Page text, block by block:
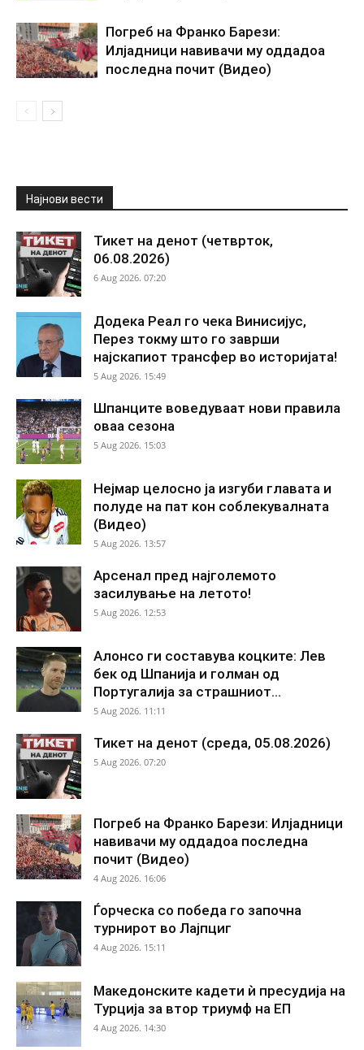
Погреб на Франко Барези:
Илјадници навивачи му оддадоа
последна почит (Видео)
Најнови вести
Тикет на денот (четврток,
06.08.2026)
6 Aug 2026. 07:20
Додека Реал го чека Винисијус,
Перез токму што го заврши
најскапиот трансфер во историјата!
5 Aug 2026. 15:49
Шпанците воведуваат нови правила
оваа сезона
5 Aug 2026. 15:03
Нејмар целосно ја изгуби главата и
полуде на пат кон соблекувалната
(Видео)
5 Aug 2026. 13:57
Арсенал пред најголемото
засилување на летото!
5 Aug 2026. 12:53
Алонсо ги составува коцките: Лев
бек од Шпанија и голман од
Португалија за страшниот...
5 Aug 2026. 11:11
Тикет на денот (среда, 05.08.2026)
5 Aug 2026. 07:20
Погреб на Франко Барези: Илјадници
навивачи му оддадоа последна
почит (Видео)
4 Aug 2026. 16:06
Ѓорческа со победа го започна
турнирот во Лајпциг
4 Aug 2026. 15:11
Македонските кадети ѝ пресудија на
Турција за втор триумф на ЕП
4 Aug 2026. 14:30